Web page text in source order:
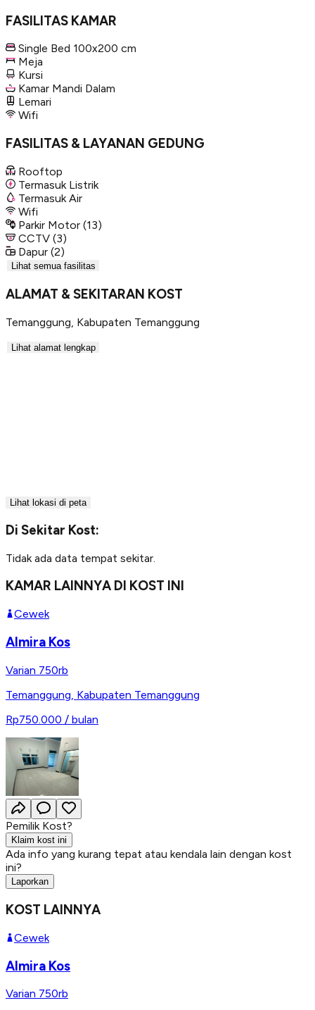
FASILITAS KAMAR
Single Bed 100x200 cm
Meja
Kursi
Kamar Mandi Dalam
Lemari
Wifi
FASILITAS & LAYANAN GEDUNG
Rooftop
Termasuk Listrik
Termasuk Air
Wifi
Parkir Motor (13)
CCTV (3)
Dapur (2)
Lihat semua fasilitas
ALAMAT & SEKITARAN KOST
Temanggung Kabupaten Temanggung
Lihat alamat lengkap
Lihat lokasi di peta
Di Sekitar Kost:
Tidak ada data tempat sekitar.
KAMAR LAINNYA DI KOST INI
Cewek
Almira Kos
Varian 750rb
Temanggung Kabupaten Temanggung
Rp750.000 / bulan
Pemilik Kost?
Klaim kost ini
Ada info yang kurang tepat atau kendala lain dengan kost
ini?
Laporkan
KOST LAINNYA
Cewek
Almira Kos
Varian 750rb